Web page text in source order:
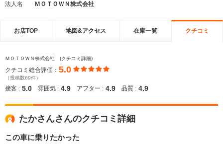
法人名
ＭＯＴＯＷＮ株式会社
お店TOP 地図&アクセス 在庫一覧 クチコミ
ＭＯＴＯＷＮ株式会社 (クチコミ詳細)
クチコミ総合評価： 5.0
（投稿数69件）
接客 : 5.0 雰囲気 : 4.9 アフター : 4.9 品質 : 4.9
たかさんさんのクチコミ詳細
この車に乗りたかった